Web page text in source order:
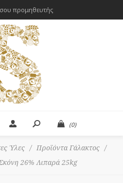
προμηθευτής
(0)
Ύλες / Προϊόντα Γάλακτος
/
26% Λιπαρά 25kg